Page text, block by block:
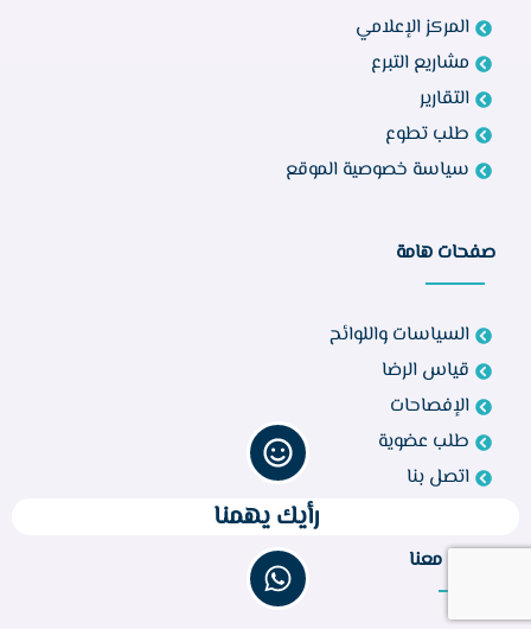
المركز الإعلامي
مشاريع التبرع
التقارير
طلب تطوع
سياسة خصوصية الموقع
صفحات هامة
السياسات واللوائح
قياس الرضا
الإفصاحات
طلب عضوية
اتصل بنا
تواصل معنا
رأيك يهمنا